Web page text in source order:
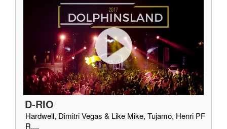
D-RIO
Hardwell, Dimitri Vegas & Like Mike, Tujamo, Henri PF
R,...